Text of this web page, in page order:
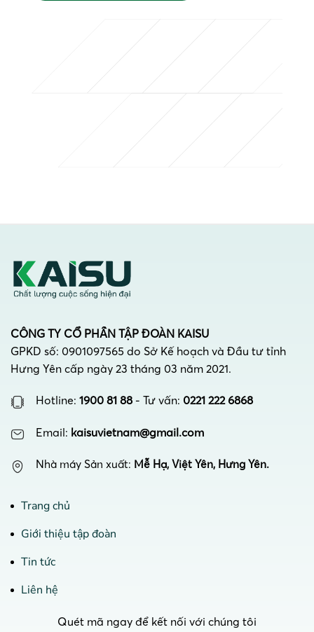
CÔNG TY CỔ PHẦN TẬP ĐOÀN KAISU
GPKD số: 0901097565 do Sở Kế hoạch và Đầu tư tỉnh
Hưng Yên cấp ngày 23 tháng 03 năm 2021.
Hotline: 1900 81 88 - Tư vấn: 0221 222 6868
Email: kaisuvietnam@gmail.com
Nhà máy Sản xuất: Mễ Hạ, Việt Yên, Hưng Yên.
Trang chủ
Giới thiệu tập đoàn
Tin tức
Liên hệ
Quét mã ngay để kết nối với chúng tôi